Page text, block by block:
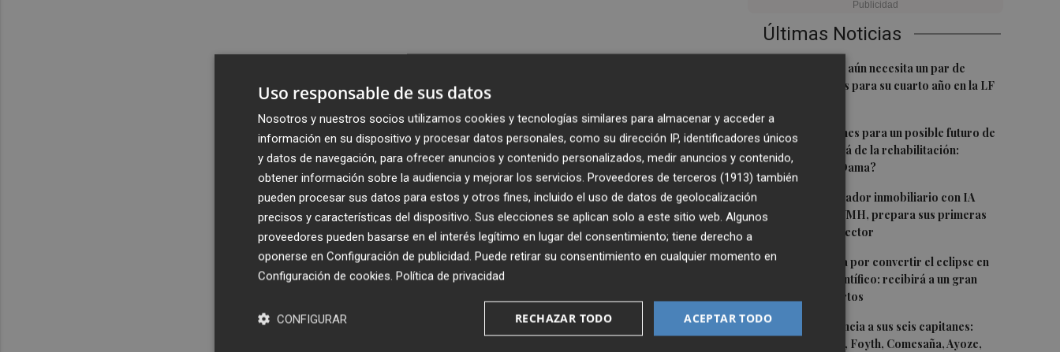
Últimas Noticias
El Hozono Jairis aún necesita un par de
incorporaciones para su cuarto año en la LF
2 Ruz ya hace planes para un posible futuro de
Clarisas, más allá de la rehabilitación:
¿retorno de la Dama?
3
ViviFind, el buscador inmobiliario con IA
surgido del PCUMH, prepara sus primeras
alianzas con el sector
4 Castelló apuesta por convertir el eclipse en
un referente científico: recibirá a un gran
equipo de expertos
5El Villarreal anuncia a sus seis capitanes:
Gerard Moreno, Foyth, Comesaña, Ayoze,
Uso responsable de sus datos
Nosotros y nuestros socios utilizamos cookies y tecnologías similares para almacenar y acceder a
información en su dispositivo y procesar datos personales, como su dirección IP, identificadores únicos
y datos de navegación, para ofrecer anuncios y contenido personalizados, medir anuncios y contenido,
obtener información sobre la audiencia y mejorar los servicios. Proveedores de terceros (1913) también
pueden procesar sus datos para estos y otros fines, incluido el uso de datos de geolocalización
precisos y características del dispositivo. Sus elecciones se aplican solo a este sitio web. Algunos
proveedores pueden basarse en el interés legítimo en lugar del consentimiento; tiene derecho a
oponerse en Configuración de publicidad. Puede retirar su consentimiento en cualquier momento en
Configuración de cookies. Política de privacidad
ACEPTAR TODO
RECHAZAR TODO
CONFIGURAR